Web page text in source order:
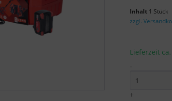
Inhalt 1 Stück
zzgl.
Lieferzeit
-
+